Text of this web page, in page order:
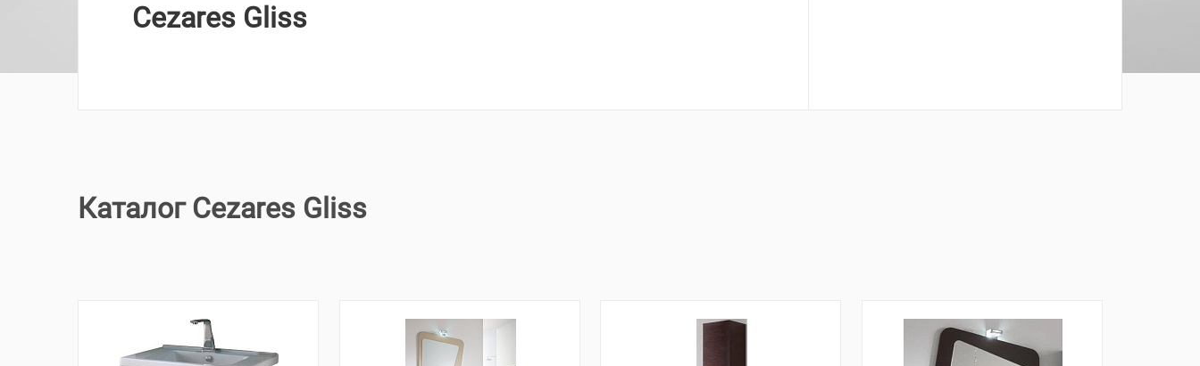
Cezares Gliss
Каталог Cezares Gliss